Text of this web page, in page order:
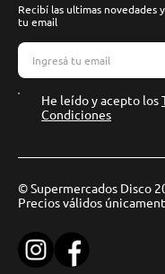
Recibí las ultimas novedades
tu email
He leído y acepto los
Condiciones
© Supermercados Disco
Precios válidos